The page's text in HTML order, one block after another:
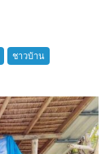
ชาวบ้าน